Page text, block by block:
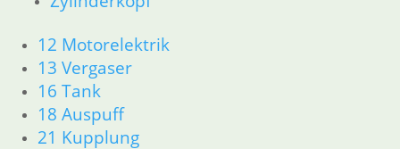
12 Motorelektrik
13 Vergaser
16 Tank
18 Auspuff
21 Kupplung
62 Instrumente
63 Scheinwerfer
R26 & R27
11 Motor
Dichtungen